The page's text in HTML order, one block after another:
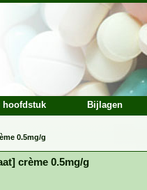
hoofdstuk Bijlagen
0.5mg/g
crème 0.5mg/g